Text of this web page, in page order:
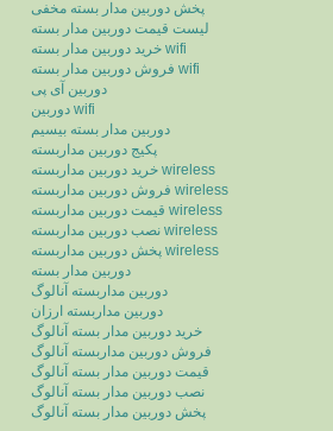
پخش دوربین مدار بسته مخفی
لیست قیمت دوربین مدار بسته
خرید دوربین مدار بسته wifi
فروش دوربین مدار بسته wifi
دوربین آی پی
دوربین wifi
دوربین مدار بسته بیسیم
پکیج دوربین مداربسته
خرید دوربین مداربسته wireless
فروش دوربین مداربسته wireless
قیمت دوربین مداربسته wireless
نصب دوربین مداربسته wireless
پخش دوربین مداربسته wireless
دوربین مدار بسته
دوربین مداربسته آنالوگ
دوربین مداربسته ارزان
خرید دوربین مدار بسته آنالوگ
فروش دوربین مداربسته آنالوگ
قیمت دوربین مدار بسته آنالوگ
نصب دوربین مدار بسته آنالوگ
پخش دوربین مدار بسته آنالوگ